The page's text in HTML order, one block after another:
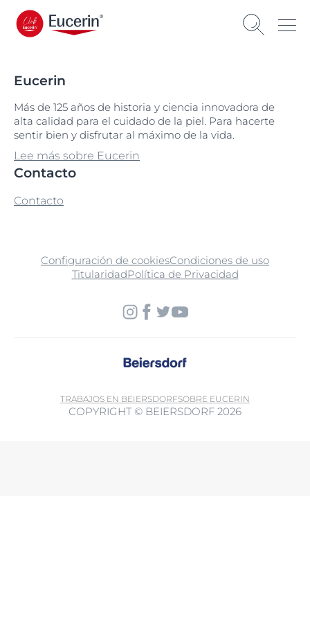
Eucerin
Más de 125 años de historia y ciencia innovadora de
alta calidad para el cuidado de la piel. Para hacerte
sentir bien y disfrutar al máximo de la vida.
Lee más sobre Eucerin
Contacto
Contacto
Configuración de cookiesCondiciones de uso
TitularidadPolítica de Privacidad
TRABAJOS EN BEIERSDORFSOBRE EUCERIN
COPYRIGHT © BEIERSDORF 2026